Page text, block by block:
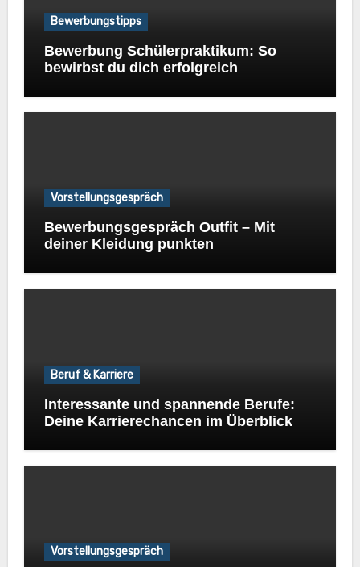
Bewerbungstipps
Bewerbung Schülerpraktikum: So
bewirbst du dich erfolgreich
Vorstellungsgespräch
Bewerbungsgespräch Outfit – Mit
deiner Kleidung punkten
Beruf & Karriere
Interessante und spannende Berufe:
Deine Karrierechancen im Überblick
Vorstellungsgespräch